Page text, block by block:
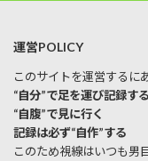
運営POLICY
このサイトを運営するに
“自分”で足を運び記録する
“自腹”で見に行く
記録は必ず“自作”する
このため視線はいつも男